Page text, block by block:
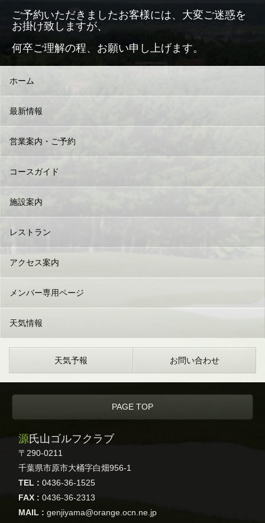
ご予約いただきましたお客様には、大変ご迷惑を
お掛け致しますが、
何卒ご理解の程、お願い申し上げます。
ホーム
最新情報
営業案内・ご予約
コースガイド
施設案内
レストラン
アクセス案内
メンバー専用ページ
天気情報
天気予報 お問い合わせ
PAGE TOP
源氏山ゴルフクラブ
〒290-0211
千葉県市原市大桶字白畑956-1
TEL : 0436-36-1525
FAX : 0436-36-2313
MAIL : genjiyama@orange.ocn.ne.jp